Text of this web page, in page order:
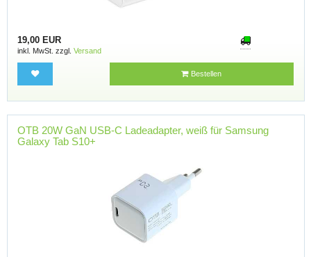
19,00 EUR
inkl. MwSt. zzgl. Versand
Bestellen
OTB 20W GaN USB-C Ladeadapter, weiß für Samsung
Galaxy Tab S10+